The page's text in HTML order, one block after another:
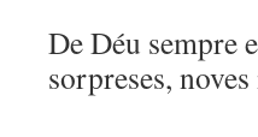
De Déu sempre
sorpreses,